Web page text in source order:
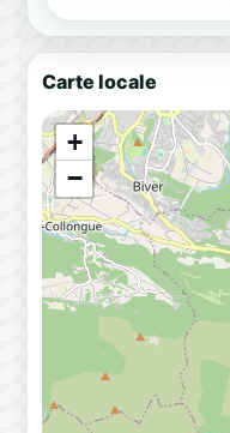
Carte locale
+
−